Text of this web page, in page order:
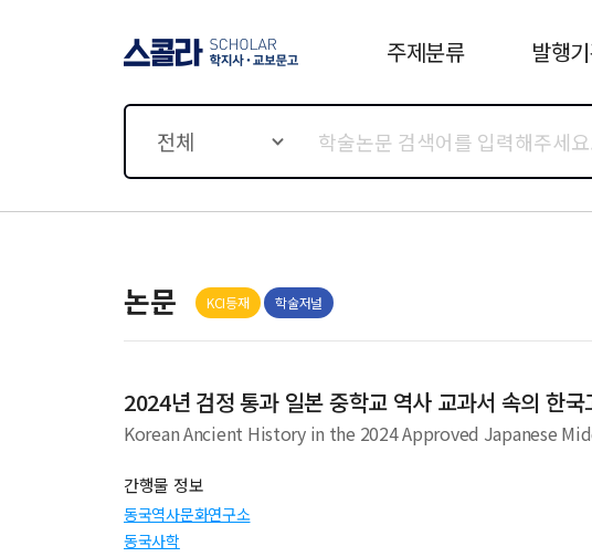
주제분류 발행
전체
논문 KCI등재 학술저널
2024년 검정 통과 일본 중학교 역사 교과서 속의 한국
Korean Ancient History in the 2024 Approved Japanese
간행물 정보
동국역사문화연구소
동국사학